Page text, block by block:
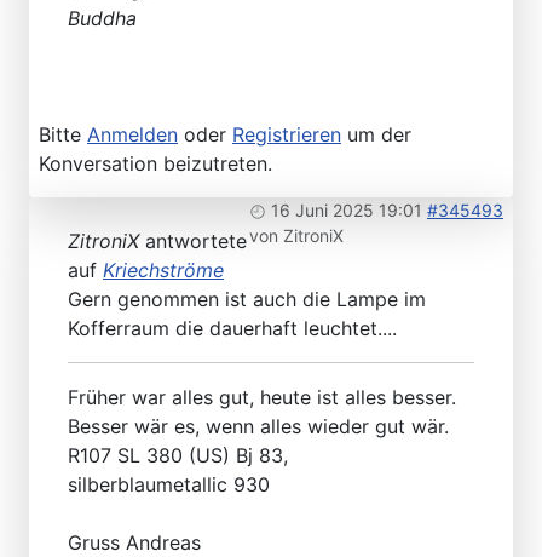
Buddha
Bitte Anmelden oder Registrieren um der
Konversation beizutreten.
16 Juni 2025 19:01 #345493
von ZitroniX
ZitroniXantwortete
auf Kriechströme
Gern genommen ist auch die Lampe im
Kofferraum die dauerhaft leuchtet....
Früher war alles gut, heute ist alles besser.
Besser wär es, wenn alles wieder gut wär.
R107 SL 380 (US) Bj 83,
silberblaumetallic 930
Gruss Andreas